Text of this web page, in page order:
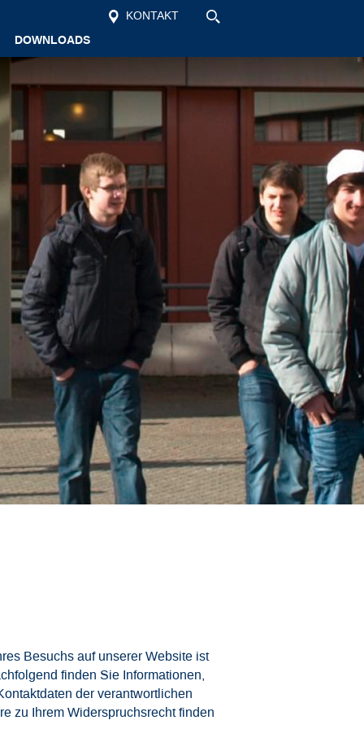
KONTAKT
DOWNLOADS
Besuchs auf unserer Website ist
finden Sie Informationen,
der verantwortlichen
zu Ihrem Widerspruchsrecht finden